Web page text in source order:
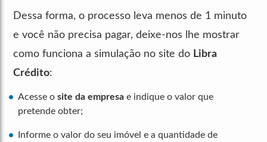
Dessa forma, o processo leva menos de 1 minuto
e você não precisa pagar, deixe-nos lhe mostrar
como funciona a simulação no site do Libra
Crédito:
Acesse o site da empresa e indique o valor que
pretende obter;
Informe o valor do seu imóvel e a quantidade de